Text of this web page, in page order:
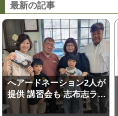
最新の記事
へアードネーション2人が
提供 講習会も 志布志ラ…